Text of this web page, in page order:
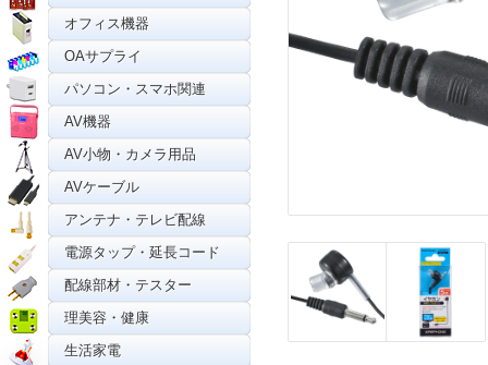
オフィス機器
OAサプライ
パソコン・スマホ関連
AV機器
AV小物・カメラ用品
AVケーブル
アンテナ・テレビ配線
電源タップ・延長コード
配線部材・テスター
理美容・健康
生活家電